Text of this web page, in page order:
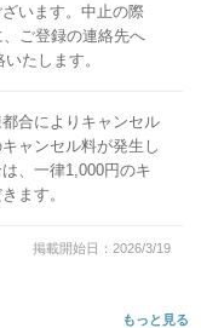
います。中止の際
、ご登録の連絡先へ
たします。
合によりキャンセル
ャンセル料が発生し
、一律1,000円のキ
ます。
掲載開始日：2026/3/19
もっと見る